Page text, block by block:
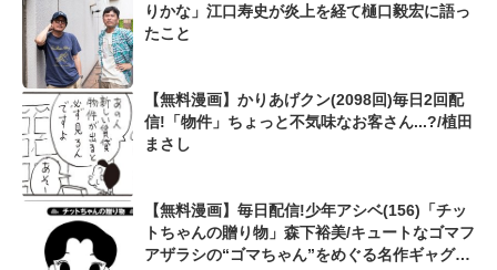
りかな」江口寿史が炎上を経て樋口毅宏に語っ
たこと
【無料漫画】かりあげクン(2098回)毎日2回配
信!「物件」ちょっと不気味なお客さん...?/植田
まさし
【無料漫画】毎日配信!少年アシベ(156)「チッ
トちゃんの贈り物」森下裕美/キュートなゴマフ
アザラシの“ゴマちゃん”をめぐる名作ギャグ4